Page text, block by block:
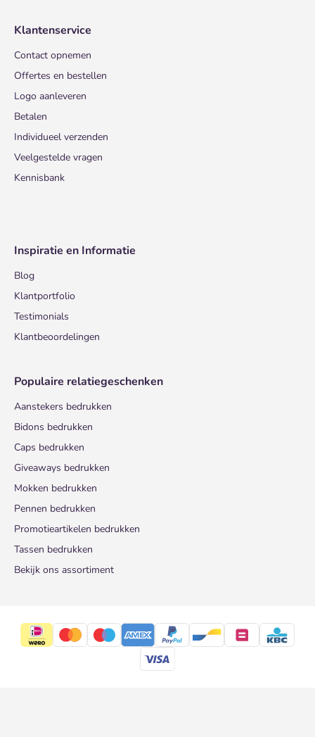
Klantenservice
Contact opnemen
Offertes en bestellen
Logo aanleveren
Betalen
Individueel verzenden
Veelgestelde vragen
Kennisbank
Inspiratie en Informatie
Blog
Klantportfolio
Testimonials
Klantbeoordelingen
Populaire relatiegeschenken
Aanstekers bedrukken
Bidons bedrukken
Caps bedrukken
Giveaways bedrukken
Mokken bedrukken
Pennen bedrukken
Promotieartikelen bedrukken
Tassen bedrukken
Bekijk ons assortiment